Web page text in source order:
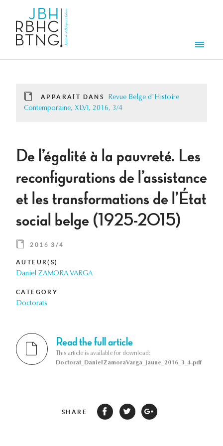
APPARAÎT DANS
Revue Belge d'Histoire
Contemporaine, XLVI, 2016, 3/4
De l’égalité à la pauvreté. Les
reconfigurations de l’assistance
et les transformations de l’État
social belge (1925-2015)
2016 3/4
AUTEUR(S)
Daniel ZAMORA VARGA
CATEGORY
Doctorats
Read the full article
This article is available for download:
Doctorat_DanielZamoraVarga_Jaune_2016_3_4.pdf
SHARE